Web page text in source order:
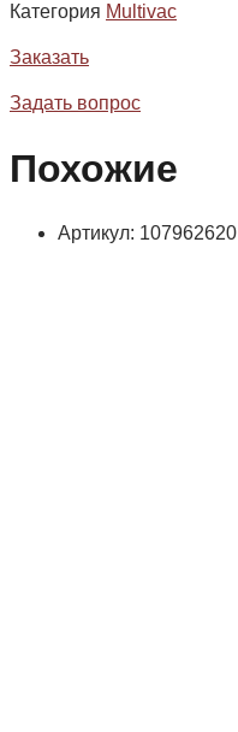
Категория Multivac
Заказать
Задать вопрос
Похожие
Артикул: 107962620